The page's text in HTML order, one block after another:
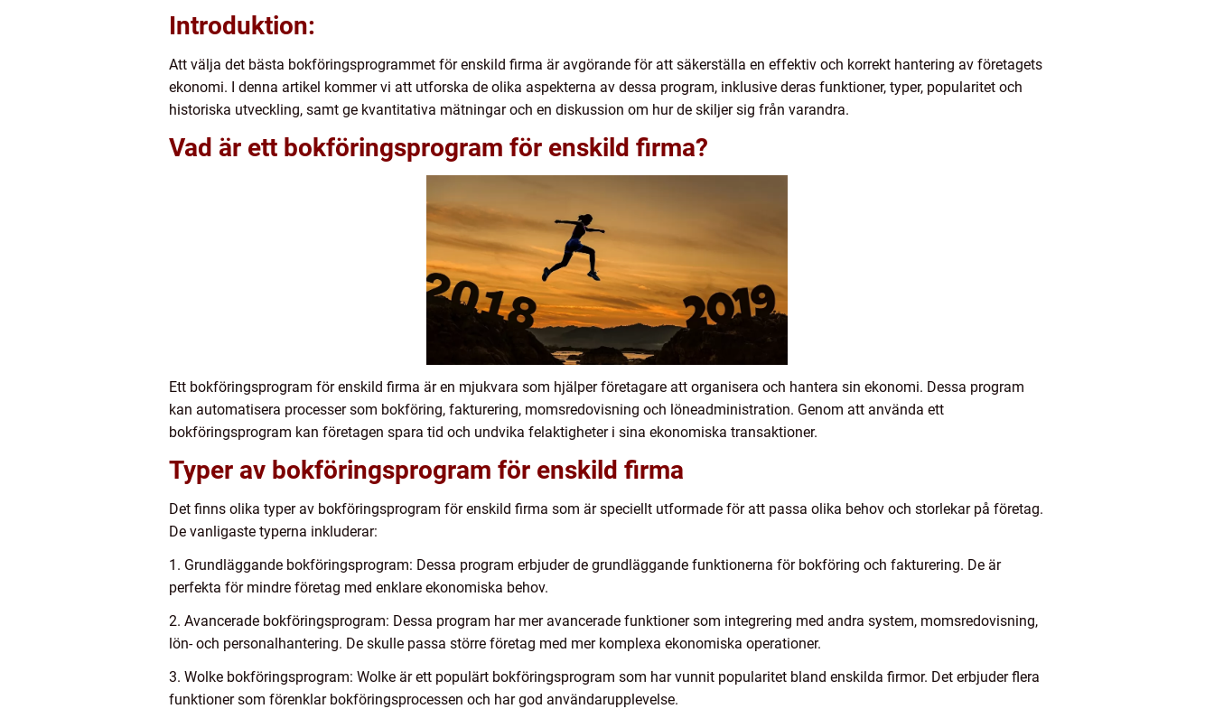
Introduktion:
Att välja det bästa bokföringsprogrammet för enskild firma är avgörande för att säkerställa en effektiv och korrekt hantering av företagets
ekonomi. I denna artikel kommer vi att utforska de olika aspekterna av dessa program, inklusive deras funktioner, typer, popularitet och
historiska utveckling, samt ge kvantitativa mätningar och en diskussion om hur de skiljer sig från varandra.
Vad är ett bokföringsprogram för enskild firma?
Ett bokföringsprogram för enskild firma är en mjukvara som hjälper företagare att organisera och hantera sin ekonomi. Dessa program
kan automatisera processer som bokföring, fakturering, momsredovisning och löneadministration. Genom att använda ett
bokföringsprogram kan företagen spara tid och undvika felaktigheter i sina ekonomiska transaktioner.
Typer av bokföringsprogram för enskild firma
Det finns olika typer av bokföringsprogram för enskild firma som är speciellt utformade för att passa olika behov och storlekar på företag.
De vanligaste typerna inkluderar:
1. Grundläggande bokföringsprogram: Dessa program erbjuder de grundläggande funktionerna för bokföring och fakturering. De är
perfekta för mindre företag med enklare ekonomiska behov.
2. Avancerade bokföringsprogram: Dessa program har mer avancerade funktioner som integrering med andra system, momsredovisning,
lön- och personalhantering. De skulle passa större företag med mer komplexa ekonomiska operationer.
3. Wolke bokföringsprogram: Wolke är ett populärt bokföringsprogram som har vunnit popularitet bland enskilda firmor. Det erbjuder flera
funktioner som förenklar bokföringsprocessen och har god användarupplevelse.